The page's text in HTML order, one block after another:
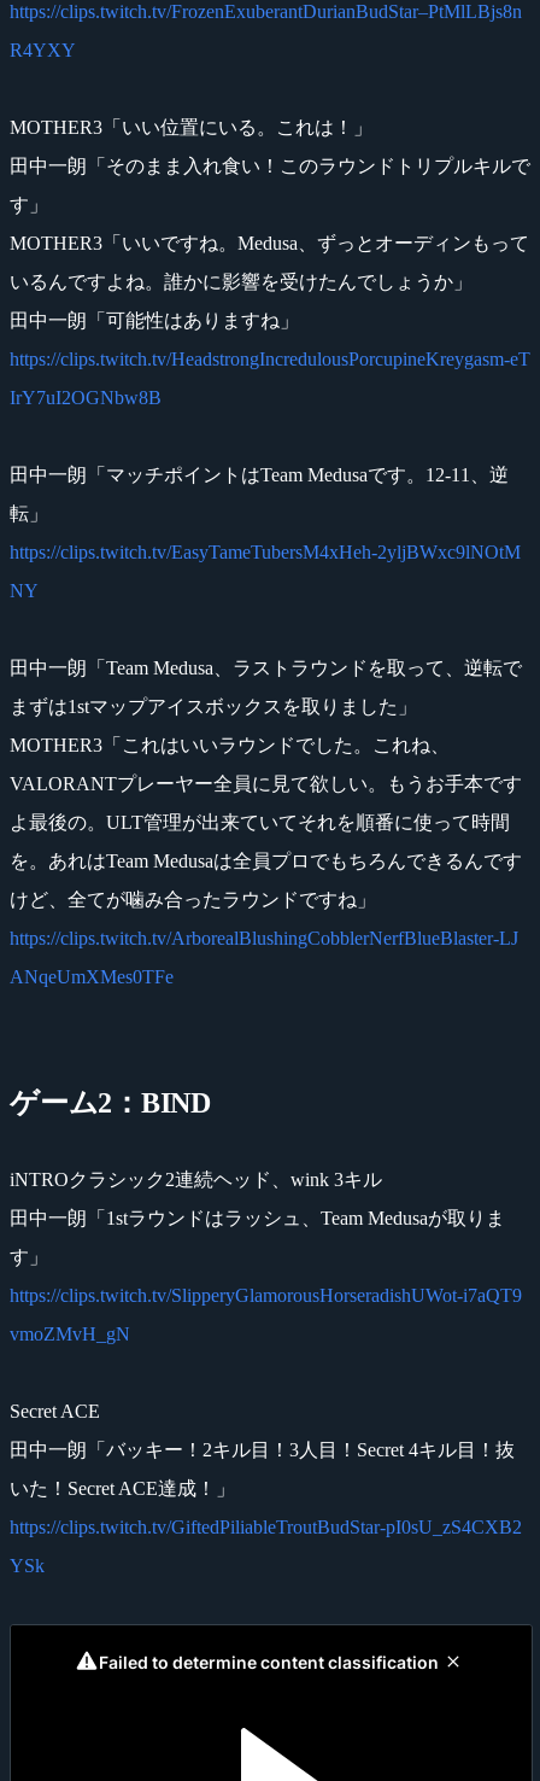
https://clips.twitch.tv/FrozenExuberantDurianBudStar–PtMlLBjs8n
R4YXY
MOTHER3「いい位置にいる。これは！」
田中一朗「そのまま入れ食い！このラウンドトリプルキルで
す」
MOTHER3「いいですね。Medusa、ずっとオーディンもって
いるんですよね。誰かに影響を受けたんでしょうか」
田中一朗「可能性はありますね」
https://clips.twitch.tv/HeadstrongIncredulousPorcupineKreygasm-eT
IrY7uI2OGNbw8B
田中一朗「マッチポイントはTeam Medusaです。12-11、逆
転」
https://clips.twitch.tv/EasyTameTubersM4xHeh-2yljBWxc9lNOtM
NY
田中一朗「Team Medusa、ラストラウンドを取って、逆転で
まずは1stマップアイスボックスを取りました」
MOTHER3「これはいいラウンドでした。これね、
VALORANTプレーヤー全員に見て欲しい。もうお手本です
よ最後の。ULT管理が出来ていてそれを順番に使って時間
を。あれはTeam Medusaは全員プロでもちろんできるんです
けど、全てが噛み合ったラウンドですね」
https://clips.twitch.tv/ArborealBlushingCobblerNerfBlueBlaster-LJ
ANqeUmXMes0TFe
ゲーム2：BIND
iNTROクラシック2連続ヘッド、wink 3キル
田中一朗「1stラウンドはラッシュ、Team Medusaが取りま
す」
https://clips.twitch.tv/SlipperyGlamorousHorseradishUWot-i7aQT9
vmoZMvH_gN
Secret ACE
田中一朗「バッキー！2キル目！3人目！Secret 4キル目！抜
いた！Secret ACE達成！」
https://clips.twitch.tv/GiftedPiliableTroutBudStar-pI0sU_zS4CXB2
YSk